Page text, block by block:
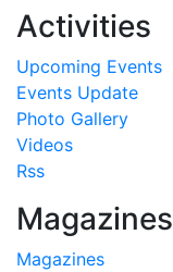
Activities
Upcoming Events
Events Update
Photo Gallery
Videos
Rss
Magazines
Magazines